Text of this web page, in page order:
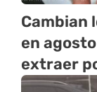
Cambian
en
extraer